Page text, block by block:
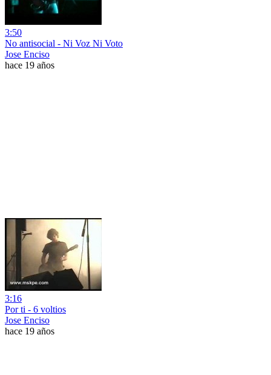
3:50
No antisocial - Ni Voz Ni Voto
Jose Enciso
hace 19 años
3:16
Por ti - 6 voltios
Jose Enciso
hace 19 años